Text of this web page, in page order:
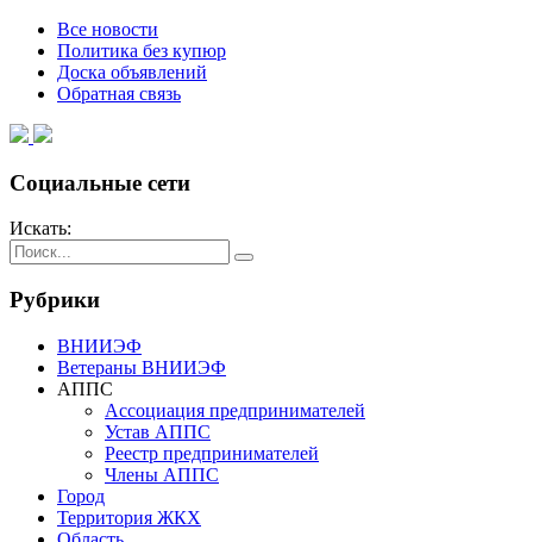
Все новости
Политика без купюр
Доска объявлений
Обратная связь
Социальные сети
Искать:
Рубрики
ВНИИЭФ
Ветераны ВНИИЭФ
АППС
Ассоциация предпринимателей
Устав АППС
Реестр предпринимателей
Члены АППС
Город
Территория ЖКХ